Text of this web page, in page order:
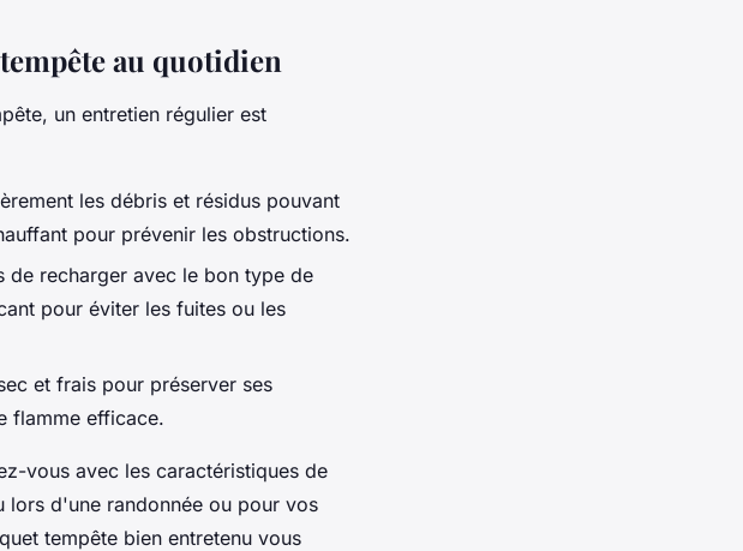
au quotidien
un entretien régulier est
les débris et résidus pouvant
pour prévenir les obstructions.
de recharger avec le bon type de
pour éviter les fuites ou les
et frais pour préserver ses
flamme efficace.
vous avec les caractéristiques de
lors d'une randonnée ou pour vos
tempête bien entretenu vous